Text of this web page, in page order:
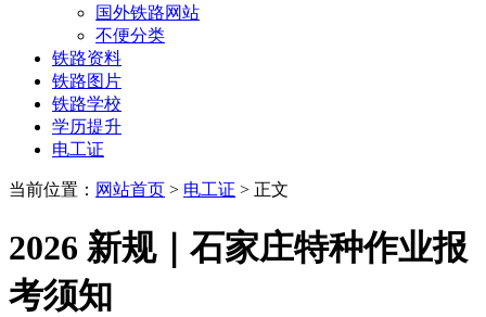
国外铁路网站
不便分类
铁路资料
铁路图片
铁路学校
学历提升
电工证
当前位置： 网站首页 > 电工证 > 正文
2026 新规｜石家庄特种作业报
考须知